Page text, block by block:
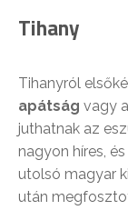
Tihany
Tihanyról
apátság vagy
juthatnak az
nagyon híres,
utolsó magyar
után